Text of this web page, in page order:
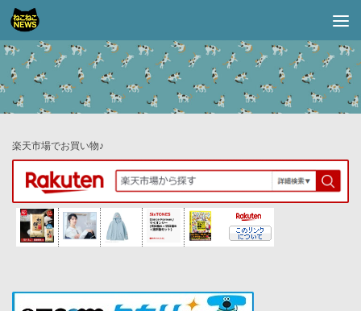
コンテンツへスキップ
楽天市場でお買い物♪